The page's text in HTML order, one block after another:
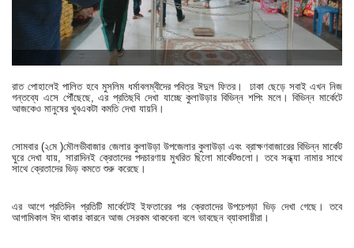
রাত পোহালেই পালিত হবে মুসলিম ধর্মাবলম্বীদের পবিত্র ঈদুল ফিতর। ঢাকা ছেড়ে সবাই এখন নিজ
গন্তব্যে এসে পৌঁছেছে, এর প্রতিছবি দেখা যাচ্ছে কুলাউড়ার বিভিন্ন শপিং মলে। বিভিন্ন মার্কেটে
আজকেও মানুষের খুবএকটা কমতি দেখা যায়নি।
সোমবার (২মে )মৌলভীবাজার জেলার কুলাউড়া উপজেলার কুলাউড়া এবং ব্রাক্ষণবাজারের বিভিন্ন মার্কেট
ঘুরে দেখা যায়, সারাদিনই ক্রেতাদের পদচারণায় মুখরিত ছিলো মার্কেটগুলো। তবে সন্ধ্যা নামার সাথে
সাথে ক্রেতাদের ভিড় কমতে শুরু করেছে।
এর আগে প্রতিদিন প্রতিটি মার্কেটেই ইফতারের পর ক্রেতাদের উপচেপড়া ভিড় দেখা গেছে। তবে
আগামিকাল ঈদ থাকার কারনে আজ সেরকম থাকবেনা বলে ভাবছেন ব্যাবসায়ীরা।